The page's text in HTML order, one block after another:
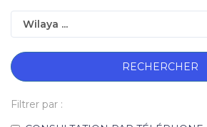
RECHERCHER
Filtrer par :